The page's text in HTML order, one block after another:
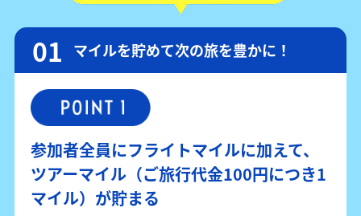
マイルを貯めて次の旅を豊かに！
参加者全員にフライトマイルに加えて、
ツアーマイル（ご旅行代金100円につき1
マイル）が貯まる